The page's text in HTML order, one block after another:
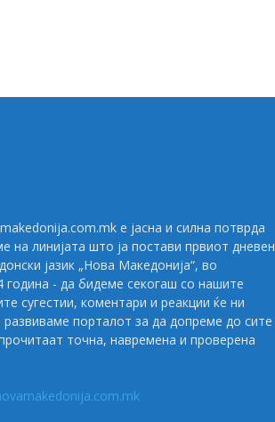
е јасна и силна потврда
на линијата што ја постави првиот дневен
јазик „Нова Македонија“, во
година - да бидеме секогаш со нашите
сугестии, коментари и реакции ќе ни
порталот за да допреме до сите
точна, навремена и проверена